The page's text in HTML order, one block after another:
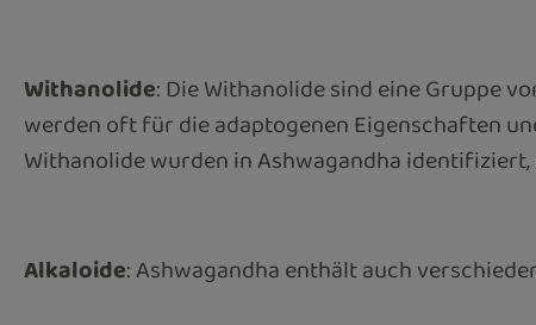
Withanolide: Die Withanolide sind eine Gruppe
werden oft für die adaptogenen Eigenschaften
Withanolide wurden in Ashwagandha
Alkaloide: Ashwagandha enthält auch